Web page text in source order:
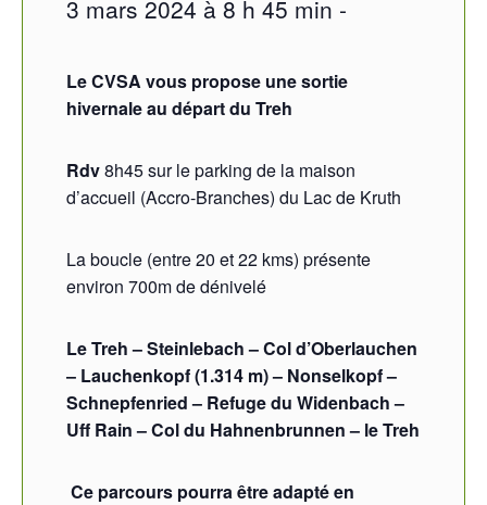
3 mars 2024 à 8 h 45 min -
Le CVSA vous propose une sortie
hivernale au départ du Treh
Rdv8h45 sur le parking de la maison
d’accueil (Accro-Branches) du Lac de Kruth
La boucle (entre 20 et 22 kms) présente
environ 700m de dénivelé
Le Treh – Steinlebach – Col d’Oberlauchen
– Lauchenkopf (1.314 m) – Nonselkopf –
Schnepfenried – Refuge du Widenbach –
Uff Rain – Col du Hahnenbrunnen – le Treh
Ce parcours pourra être adapté en